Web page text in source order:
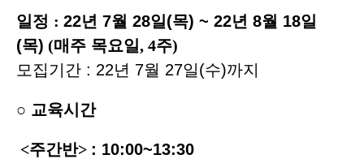
일정 : 22년 7월 28일(목) ~ 22년 8월 18일
(목) (매주 목요일, 4주)
모집기간 : 22년 7월 27일(수)까지
○ 교육시간
<주간반> : 10:00~13:30